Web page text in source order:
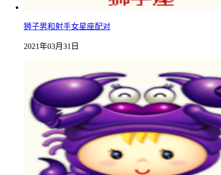
狮子男和射手女星座配对
2021年03月31日